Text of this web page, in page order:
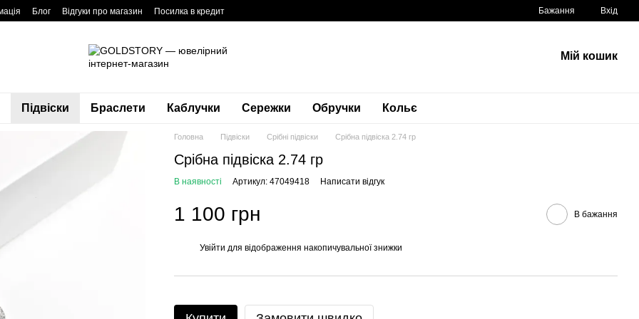
Блог Відгуки про магазин Посилка в кредит Бажання Вхід
Мій кошик
Підвіски Браслети Каблучки Сережки Обручки Кольє
Головна Підвіски Срібні підвіски Срібна підвіска 2.74 гр
Срібна підвіска 2.74 гр
В наявності Артикул: 47049418 Написати відгук
1 100 грн В бажання
Увійти для відображення накопичувальної знижки